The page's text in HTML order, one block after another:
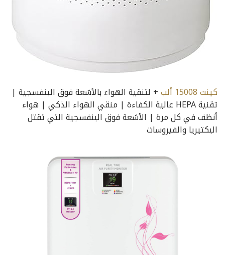
كينت 15008 ألب
+ لتنقية الهواء بالأشعة فوق البنفسجية |
تقنية HEPA عالية الكفاءة | منقي الهواء الذكي | هواء
أنظف في كل مرة | الأشعة فوق البنفسجية التي تقتل
البكتيريا والفيروسات